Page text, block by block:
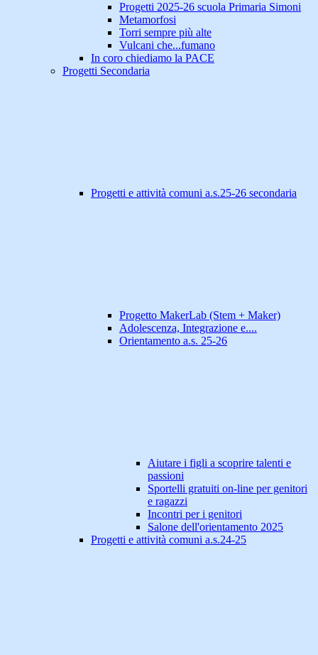
Progetti 2025-26 scuola Primaria Simoni
Metamorfosi
Torri sempre più alte
Vulcani che...fumano
In coro chiediamo la PACE
Progetti Secondaria
Progetti e attività comuni a.s.25-26 secondaria
Progetto MakerLab (Stem + Maker)
Adolescenza, Integrazione e....
Orientamento a.s. 25-26
Aiutare i figli a scoprire talenti e
passioni
Sportelli gratuiti on-line per genitori
e ragazzi
Incontri per i genitori
Salone dell'orientamento 2025
Progetti e attività comuni a.s.24-25